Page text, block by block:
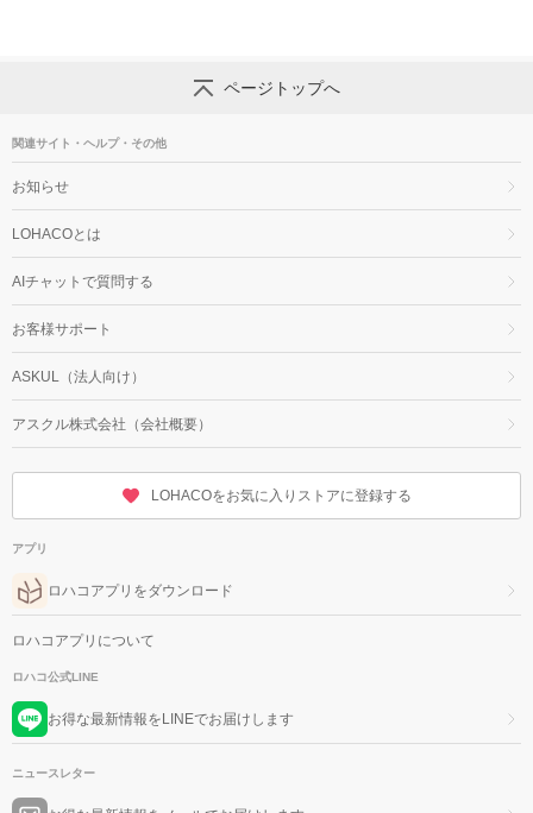
ページトップへ
関連サイト・ヘルプ・その他
お知らせ
LOHACOとは
AIチャットで質問する
お客様サポート
ASKUL（法人向け）
アスクル株式会社（会社概要）
LOHACOをお気に入りストアに登録する
アプリ
ロハコアプリをダウンロード
ロハコアプリについて
ロハコ公式LINE
お得な最新情報をLINEでお届けします
ニュースレター